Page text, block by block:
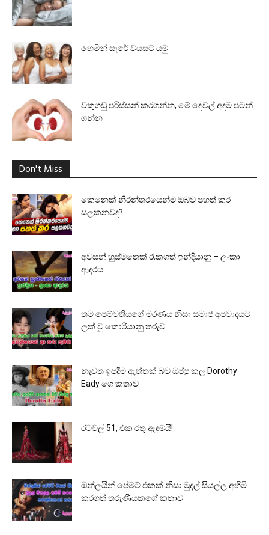
හෙමින් සැරේ වයසට යමු
වකුගඩු පරිස්සන් කරගන්න, මේ දේවල් අදම පටන්
ගන්න
Don't Miss
කෙනෙක් නිරන්තරයෙන්ම ඔබව පහත් කර
සලකනවද?
අවසන් හුස්මතෙක් රැකගත් ඉන්දියානු – ලංකා
ආදරය
තම පෙම්වතියගේ මරණය නිසා සමාජ අපවාදයට
ලක් වූ කොරියානු තරුව
නැවත ඉපදීම ඇත්තක් බව ඔප්පු කල Dorothy
Eady ගෙ කතාව
රටවල් 51, එක රතු ඇඳුමයි!
ඔන්ලයින් පේමට් එකක් නිසා මුදල් සියල්ල අහිමි
කරගත් තරුණියකගේ කතාව